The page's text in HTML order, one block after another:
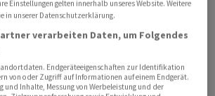
Die Grossbank erstellt den
einer Umfrage unter Experten
zusammen mit der CFA Society
März war der Indikator nach dem
Einstellungen gelten innerhalb unseres Website. Weitere
in unserer Datenschutzerklärung.
verarbeiten Daten, um Folgendes
Endgeräteeigenschaften zur Identifikation
von oder Zugriff auf Informationen auf einem Endgerät.
und Inhalte, Messung von Werbeleistung und der